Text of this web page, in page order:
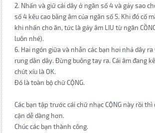
2. Nhấn và giữ cái dây ở ngăn số 4 và gảy sao
số 4 kêu cao bằng âm của ngăn số 5. Khi đó cố
khi nhấn cho ăn, tức là gảy âm LIU từ ngăn
luôn nhé).
6. Hai ngón giữa và nhẫn các bạn hơi nhả dây
rung dằn dây. Đừng buông tay ra. Cái âm đang
chút xíu là OK.
Đó là toàn bộ chữ CỘNG.
Các bạn tập trước cái chữ nhạc CỘNG này rồi thì
cận dễ dàng hơn.
Chúc các bạn thành công.